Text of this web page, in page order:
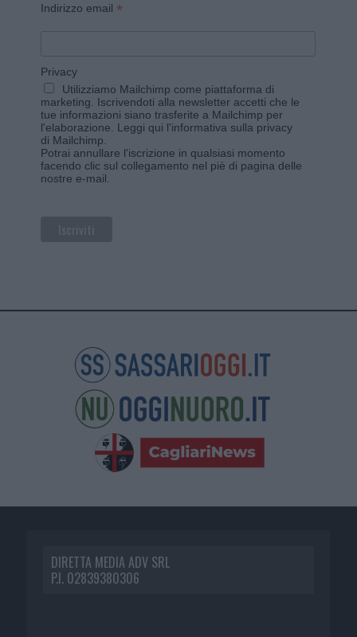
Indirizzo email *
Privacy
Utilizziamo Mailchimp come piattaforma di
marketing. Iscrivendoti alla newsletter accetti che le
tue informazioni siano trasferite a Mailchimp per
l'elaborazione. Leggi qui l'informativa sulla privacy
di Mailchimp
Potrai annullare l'iscrizione in qualsiasi momento
facendo clic sul collegamento nel piè di pagina delle
nostre e-mail.
DIRETTA MEDIA ADV SRL
P.I. 02839380306